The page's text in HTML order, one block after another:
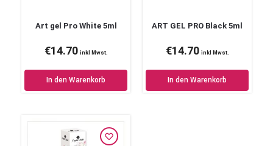
Art gel Pro White 5ml
€14.70 inkl Mwst.
In den Warenkorb
ART GEL PRO Black 5ml
€14.70 inkl Mwst.
In den Warenkorb